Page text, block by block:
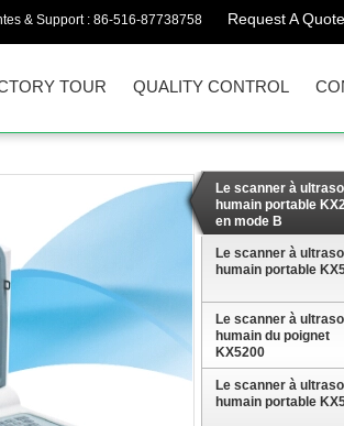
& Support : 86-516-87738758 Request A Quote
TOUR QUALITY CONTROL
Le scanner à
humain portable
en mode B
Le scanner à
humain portable
Le scanner à
humain du poignet
KX5200
Le scanner à
humain portable